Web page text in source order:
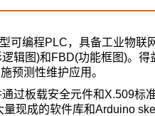
可编程PLC，具备工业物联
辑图)和FBD(功能框图)。
预测性维护应用。
过板载安全元件和X.509标
现成的软件库和Arduino